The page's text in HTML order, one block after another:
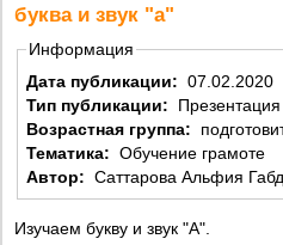
буква и звук "а"
Информация
Дата публикации: 07.02.2020
Тип публикации:
Презентация
Возрастная группа:
Тематика: Обучение грамоте
Автор: Саттарова Альфия
Изучаем букву и звук "А".